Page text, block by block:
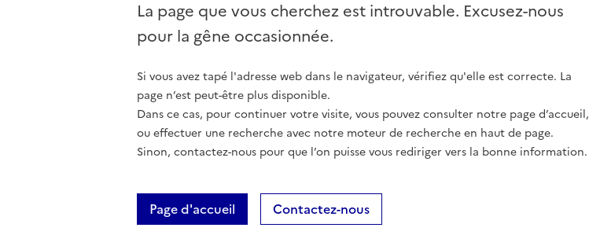
La page que vous cherchez est introuvable. Excusez-nous
pour la gêne occasionnée.
Si vous avez tapé l'adresse web dans le navigateur, vérifiez qu'elle est correcte. La
page n’est peut-être plus disponible.
Dans ce cas, pour continuer votre visite, vous pouvez consulter notre page d’accueil,
ou effectuer une recherche avec notre moteur de recherche en haut de page.
Sinon, contactez-nous pour que l’on puisse vous rediriger vers la bonne information.
Page d'accueil Contactez-nous